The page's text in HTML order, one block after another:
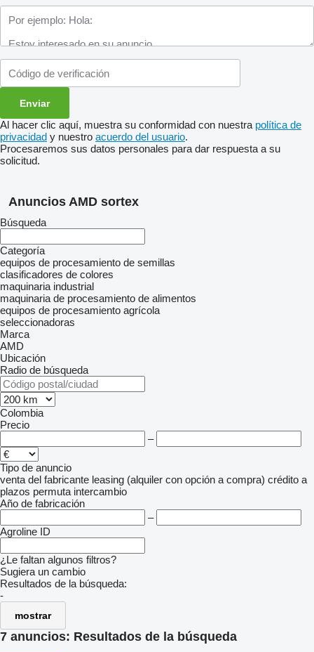
Al hacer clic aquí, muestra su conformidad con nuestra política de
privacidad y nuestro acuerdo del usuario.
Procesaremos sus datos personales para dar respuesta a su
solicitud.
Anuncios AMD sortex
Búsqueda
Categoría
equipos de procesamiento de semillas
clasificadores de colores
maquinaria industrial
maquinaria de procesamiento de alimentos
equipos de procesamiento agrícola
seleccionadoras
Marca
AMD
Ubicación
Radio de búsqueda
Colombia
Precio
–
Tipo de anuncio
venta del fabricante leasing (alquiler con opción a compra) crédito a
plazos permuta intercambio
Año de fabricación
–
Agroline ID
¿Le faltan algunos filtros?
Sugiera un cambio
Resultados de la búsqueda:
-
mostrar
7 anuncios: Resultados de la búsqueda